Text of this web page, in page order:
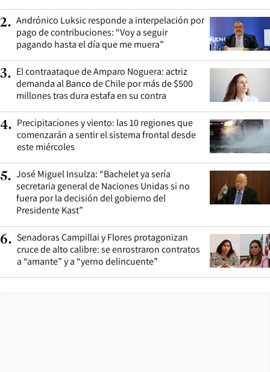
2. Andrónico Luksic responde a interpelación por
pago de contribuciones: “Voy a seguir
pagando hasta el día que me muera”
3. El contraataque de Amparo Noguera: actriz
demanda al Banco de Chile por más de $500
millones tras dura estafa en su contra
4. Precipitaciones y viento: las 10 regiones que
comenzarán a sentir el sistema frontal desde
este miércoles
5. José Miguel Insulza: “Bachelet ya sería
secretaria general de Naciones Unidas si no
fuera por la decisión del gobierno del
Presidente Kast”
6. Senadoras Campillai y Flores protagonizan
cruce de alto calibre: se enrostraron contratos
a “amante” y a “yerno delincuente”